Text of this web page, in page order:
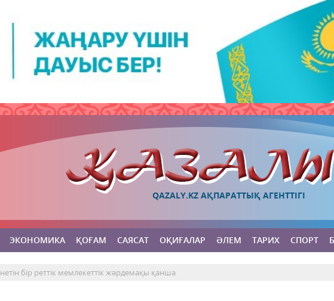
QAZALY.KZ АҚПАРАТТЫҚ АГЕНТТІГІ
ЭКОНОМИКА ҚОҒАМ САЯСАТ ОҚИҒАЛАР ӘЛЕМ ТАРИХ СПОРТ
бір реттік мемлекеттік жәрдемақы қанша